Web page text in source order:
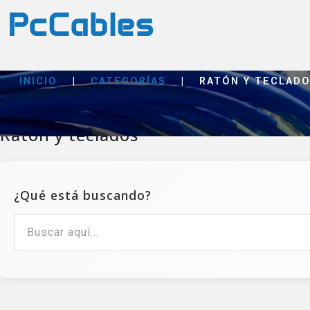
INICIO | CATEGORÍAS RATÓN Y
Ratón y teclados
¿Qué está buscando?